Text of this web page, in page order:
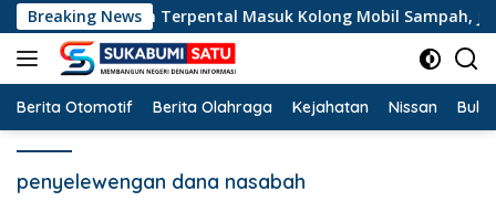
Langsung
ke
konten
Breaking News
Korban Terpental Masuk Kolong Mobil Sampah, Jasad
Berita Otomotif Berita Olahraga Kejahatan Nissan
penyelewengan dana nasabah